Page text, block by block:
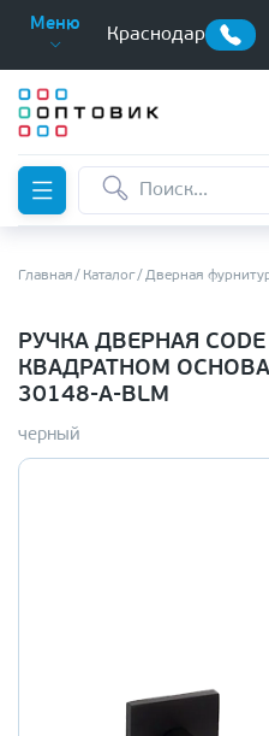
Меню
Краснодар
Главная Каталог Дверная
РУЧКА ДВЕРНАЯ CODE
КВАДРАТНОМ
30148-A-BLM
черный